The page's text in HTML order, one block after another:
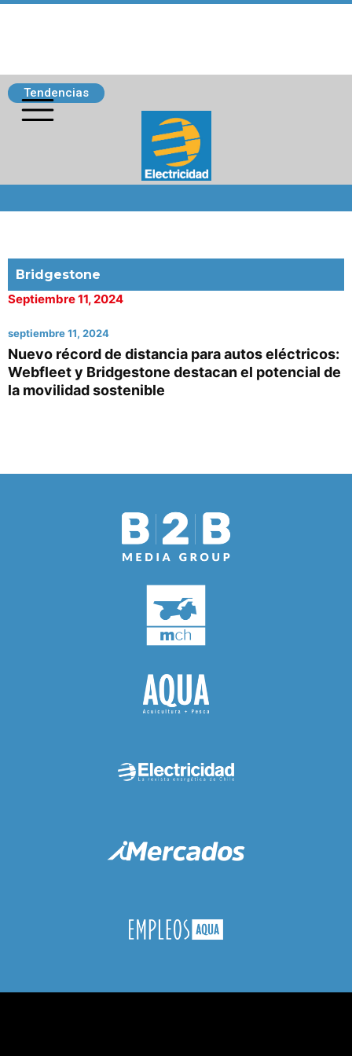
Tendencias
Bridgestone
Septiembre 11, 2024
septiembre 11, 2024
Nuevo récord de distancia para autos eléctricos:
Webfleet y Bridgestone destacan el potencial de
la movilidad sostenible